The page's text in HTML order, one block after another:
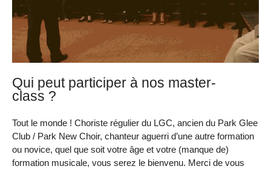
Qui peut participer à nos master-
class ?
Tout le monde ! Choriste régulier du LGC, ancien du Park Glee
Club / Park New Choir, chanteur aguerri d’une autre formation
ou novice, quel que soit votre âge et votre (manque de)
formation musicale, vous serez le bienvenu. Merci de vous